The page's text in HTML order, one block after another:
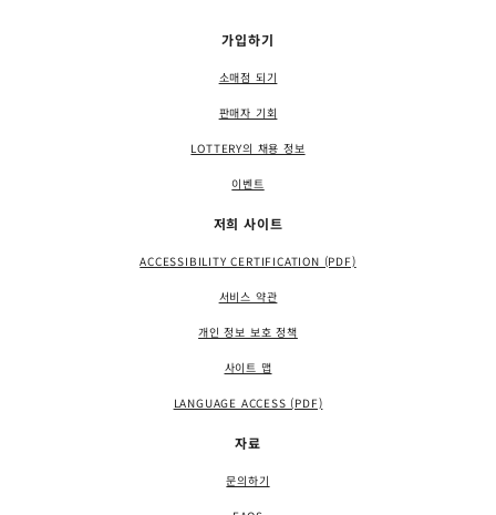
가입하기
소매점 되기
판매자 기회
LOTTERY의 채용 정보
이벤트
저희 사이트
ACCESSIBILITY CERTIFICATION (PDF)
서비스 약관
개인 정보 보호 정책
사이트 맵
LANGUAGE ACCESS (PDF)
자료
문의하기